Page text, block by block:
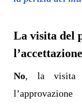
La visita del
No, la visita